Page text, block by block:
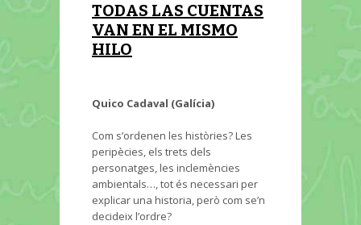
TODAS LAS CUENTAS
VAN EN EL MISMO
HILO
Quico Cadaval (Galícia)
Com s’ordenen les històries? Les
peripècies, els trets dels
personatges, les inclemències
ambientals…, tot és necessari per
explicar una historia, però com se’n
decideix l’ordre?